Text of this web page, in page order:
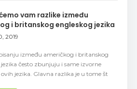
vam razlike između
i britanskog engleskog jezika
2019
između američkog i britanskog
jezika često zbunjuju i same izvorne
jezika. Glavna razlika je u tome št